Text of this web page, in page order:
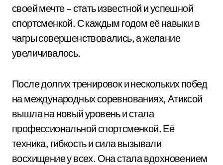
своей мечте – стать известной и успешной
спортсменкой. С каждым годом её навыки в
чагры совершенствовались, а желание
увеличивалось.
После долгих тренировок и нескольких побед
на международных соревнованиях, Атиксой
вышла на новый уровень и стала
профессиональной спортсменкой. Её
техника, гибкость и сила вызывали
восхищение у всех. Она стала вдохновением